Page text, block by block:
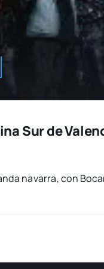
Sur de
nava­rra, con